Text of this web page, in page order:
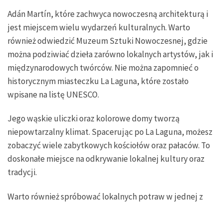
Adán Martín, które zachwyca nowoczesną architekturą i
jest miejscem wielu wydarzeń kulturalnych. Warto
również odwiedzić Muzeum Sztuki Nowoczesnej, gdzie
można podziwiać dzieła zarówno lokalnych artystów, jak i
międzynarodowych twórców. Nie można zapomnieć o
historycznym miasteczku La Laguna, które zostało
wpisane na listę UNESCO.
Jego wąskie uliczki oraz kolorowe domy tworzą
niepowtarzalny klimat. Spacerując po La Laguna, możesz
zobaczyć wiele zabytkowych kościołów oraz pałaców. To
doskonałe miejsce na odkrywanie lokalnej kultury oraz
tradycji.
Warto również spróbować lokalnych potraw w jednej z